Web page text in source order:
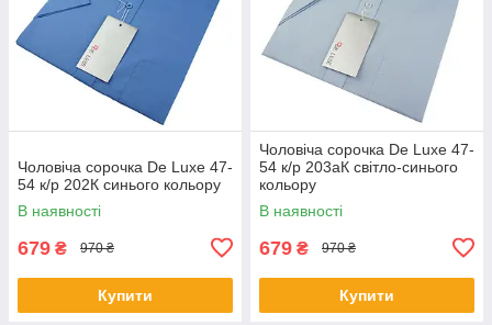
Чоловіча сорочка De Luxe 47-
54 к/р 202К синього кольору
В наявності
679 ₴ 970 ₴
Купити
Чоловіча сорочка De Luxe 47-
54 к/р 203аК світло-синього
кольору
В наявності
679 ₴ 970 ₴
Купити